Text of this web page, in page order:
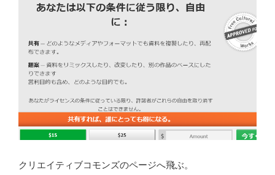
クリエイティブコモンズのページへ飛ぶ。